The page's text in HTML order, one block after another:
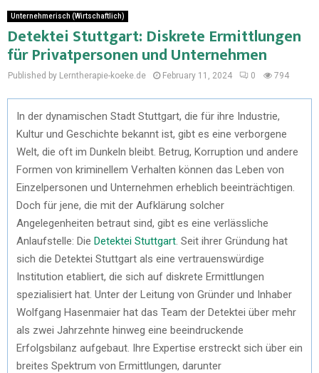
Unternehmerisch (Wirtschaftlich)
Detektei Stuttgart: Diskrete Ermittlungen
für Privatpersonen und Unternehmen
Published by Lerntherapie-koeke.de February 11, 2024 0 794
In der dynamischen Stadt Stuttgart, die für ihre Industrie,
Kultur und Geschichte bekannt ist, gibt es eine verborgene
Welt, die oft im Dunkeln bleibt. Betrug, Korruption und andere
Formen von kriminellem Verhalten können das Leben von
Einzelpersonen und Unternehmen erheblich beeinträchtigen.
Doch für jene, die mit der Aufklärung solcher
Angelegenheiten betraut sind, gibt es eine verlässliche
Anlaufstelle: Die Detektei Stuttgart . Seit ihrer Gründung hat
sich die Detektei Stuttgart als eine vertrauenswürdige
Institution etabliert, die sich auf diskrete Ermittlungen
spezialisiert hat. Unter der Leitung von Gründer und Inhaber
Wolfgang Hasenmaier hat das Team der Detektei über mehr
als zwei Jahrzehnte hinweg eine beeindruckende
Erfolgsbilanz aufgebaut. Ihre Expertise erstreckt sich über ein
breites Spektrum von Ermittlungen, darunter